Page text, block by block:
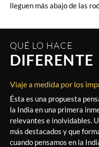
lleguen más abajo de las
QUÉ LO HACE
DIFERENTE
Viaje a medida por los
Ésta es una propuesta
la India en una primera
relevantes e inolvidables.
más destacados y que
cuando pensamos en la